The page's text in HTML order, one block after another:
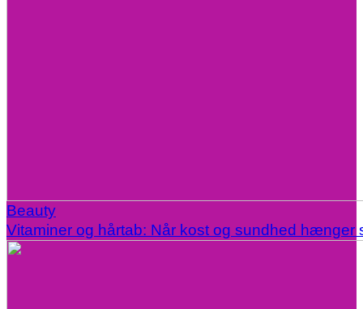
Beauty
Vitaminer og hårtab: Når kost og sundhed hænger